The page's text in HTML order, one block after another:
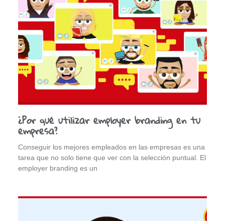
¿Por qué utilizar employer branding en tu
empresa?
Conseguir los mejores empleados en las empresas es una
tarea que no solo tiene que ver con la selección puntual. El
employer branding es un